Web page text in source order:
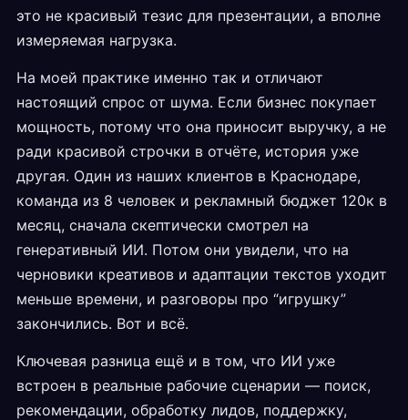
это не красивый тезис для презентации, а вполне
измеряемая нагрузка.
На моей практике именно так и отличают
настоящий спрос от шума. Если бизнес покупает
мощность, потому что она приносит выручку, а не
ради красивой строчки в отчёте, история уже
другая. Один из наших клиентов в Краснодаре,
команда из 8 человек и рекламный бюджет 120к в
месяц, сначала скептически смотрел на
генеративный ИИ. Потом они увидели, что на
черновики креативов и адаптации текстов уходит
меньше времени, и разговоры про “игрушку”
закончились. Вот и всё.
Ключевая разница ещё и в том, что ИИ уже
встроен в реальные рабочие сценарии — поиск,
рекомендации, обработку лидов, поддержку,